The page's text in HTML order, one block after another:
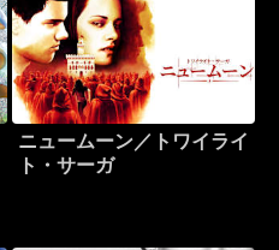
ニュームーン／トワイライ
ト・サーガ